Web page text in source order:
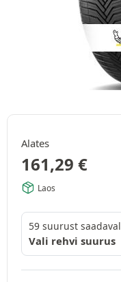
Alates
161,29 €
Laos
59 suurust saadaval
Vali rehvi suurus